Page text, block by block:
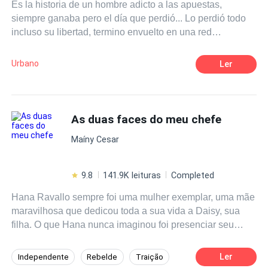
Es la historia de un hombre adicto a las apuestas,
siempre ganaba pero el día que perdió... Lo perdió todo
incluso su libertad, termino envuelto en una red
ruleta envenenada.
Urbano Ler
As duas faces do meu chefe
Maíny Cesar
9.8 141.9K leituras Completed
Hana Ravallo sempre foi uma mulher exemplar, uma mãe
maravilhosa que dedicou toda a sua vida a Daisy, sua
filha. O que Hana nunca imaginou foi presenciar seu
abandono se viu obrigada a buscar novos meios para
Independente Rebelde Traição Ler